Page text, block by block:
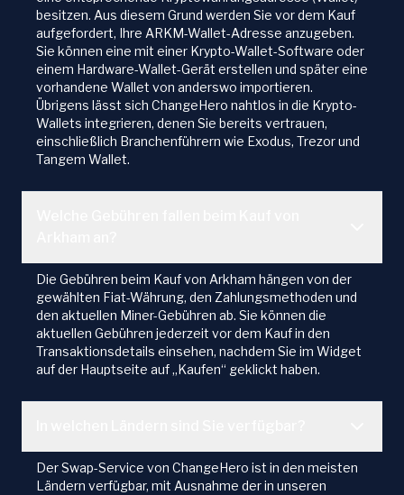
besitzen. Aus diesem Grund werden Sie vor dem Kauf
aufgefordert, Ihre ARKM-Wallet-Adresse anzugeben.
Sie können eine mit einer Krypto-Wallet-Software oder
einem Hardware-Wallet-Gerät erstellen und später eine
vorhandene Wallet von anderswo importieren.
Übrigens lässt sich ChangeHero nahtlos in die Krypto-
Wallets integrieren, denen Sie bereits vertrauen,
einschließlich Branchenführern wie Exodus, Trezor und
Tangem Wallet.
Die Gebühren beim Kauf von Arkham hängen von der
gewählten Fiat-Währung, den Zahlungsmethoden und
den aktuellen Miner-Gebühren ab. Sie können die
aktuellen Gebühren jederzeit vor dem Kauf in den
Transaktionsdetails einsehen, nachdem Sie im Widget
auf der Hauptseite auf „Kaufen“ geklickt haben.
Der Swap-Service von ChangeHero ist in den meisten
Ländern verfügbar, mit Ausnahme der in unseren